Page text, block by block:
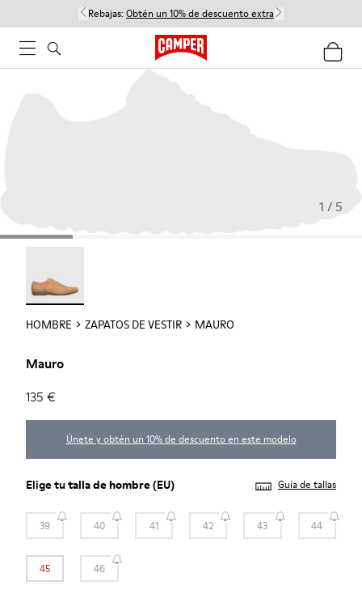
Rebajas: Obtén un 10% de descuento extra
1 / 5
HOMBRE ZAPATOS DE VESTIR MAURO
Mauro
135 €
Únete y obtén un 10% de descuento en este modelo
Elige tutalla de hombre(EU) Guía de tallas
39 40 41 42 43 44
45 46